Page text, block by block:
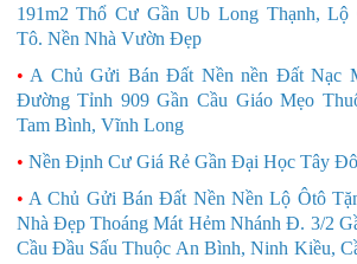
191m2 Thổ Cư Gần Ub Long Thạnh, Lộ
Tô. Nền Nhà Vườn Đẹp
• A Chủ Gửi Bán Đất Nền nền Đất Nạc
Đường Tỉnh 909 Gần Cầu Giáo Mẹo
Tam Bình, Vĩnh Long
• Nền Định Cư Giá Rẻ Gần Đại Học Tây Đô
• A Chủ Gửi Bán Đất Nền Nền Lộ Ôtô
Nhà Đẹp Thoáng Mát Hẻm Nhánh Đ. 3/2
Cầu Đầu Sấu Thuộc An Bình, Ninh Kiều,